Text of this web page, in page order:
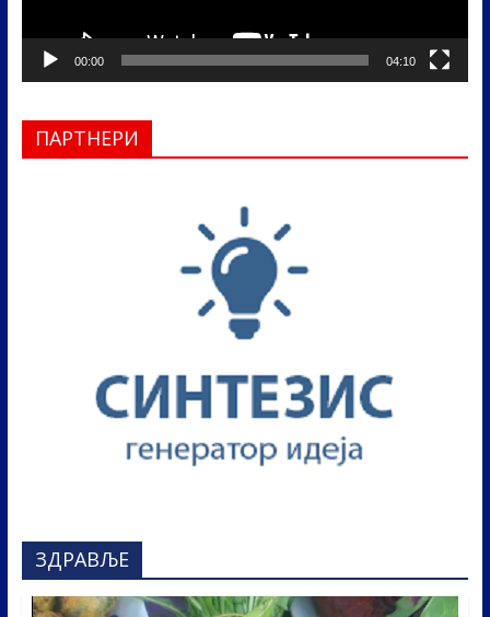
00:00 04:10
ПАРТНЕРИ
ЗДРАВЉЕ